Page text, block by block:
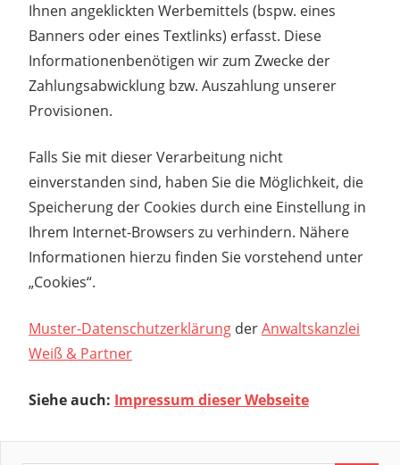
Ihnen angeklickten Werbemittels (bspw. eines
Banners oder eines Textlinks) erfasst. Diese
Informationenbenötigen wir zum Zwecke der
Zahlungsabwicklung bzw. Auszahlung unserer
Provisionen.
Falls Sie mit dieser Verarbeitung nicht
einverstanden sind, haben Sie die Möglichkeit, die
Speicherung der Cookies durch eine Einstellung in
Ihrem Internet-Browsers zu verhindern. Nähere
Informationen hierzu finden Sie vorstehend unter
„Cookies“.
Muster-Datenschutzerklärung derAnwaltskanzlei
Weiß & Partner
Siehe auch: Impressum dieser Webseite